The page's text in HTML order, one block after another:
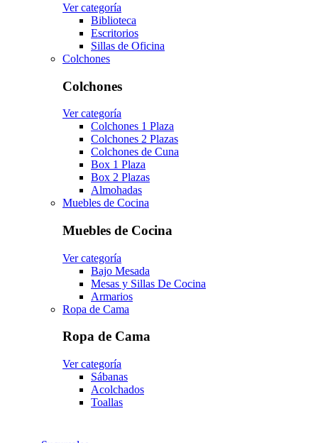
Ver categoría
Biblioteca
Escritorios
Sillas de Oficina
Colchones
Colchones
Ver categoría
Colchones 1 Plaza
Colchones 2 Plazas
Colchones de Cuna
Box 1 Plaza
Box 2 Plazas
Almohadas
Muebles de Cocina
Muebles de Cocina
Ver categoría
Bajo Mesada
Mesas y Sillas De Cocina
Armarios
Ropa de Cama
Ropa de Cama
Ver categoría
Sábanas
Acolchados
Toallas